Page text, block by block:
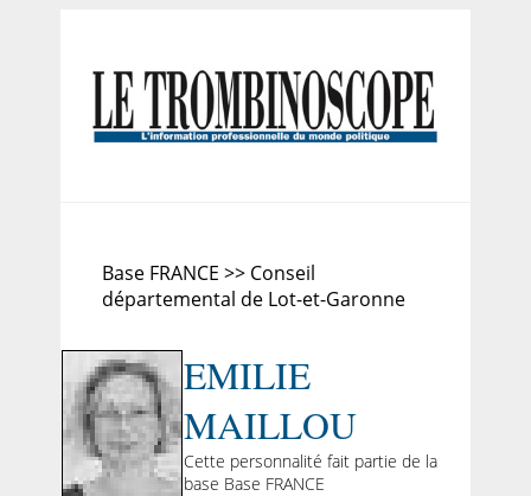
Base FRANCE >> Conseil
départemental de Lot-et-Garonne
EMILIE
MAILLOU
Cette personnalité fait partie de la
base Base FRANCE